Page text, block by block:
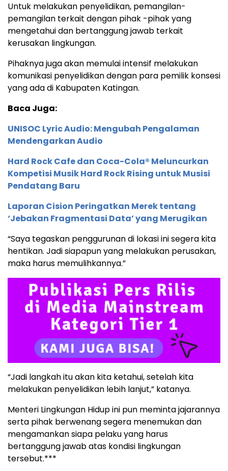
Untuk melakukan penyelidikan, pemangilan-
pemangilan terkait dengan pihak -pihak yang
mengetahui dan bertanggung jawab terkait
kerusakan lingkungan.
Pihaknya juga akan memulai intensif melakukan
komunikasi penyelidikan dengan para pemilik konsesi
yang ada di Kabupaten Katingan.
Baca Juga:
UNISOC Lyric Audio: Mengubah Pengalaman
Mendengarkan Audio
Hard Rock Cafe dan Coca-Cola® Meluncurkan
Kompetisi Musik Hard Rock Rising untuk Musisi
Pendatang Baru
Laporan Cision Peringatkan Merek tentang
‘Jebakan Fragmentasi Data’ yang Merugikan
“Saya tegaskan penggurunan di lokasi ini segera kita
hentikan. Jadi siapapun yang melakukan perusakan,
maka harus memulihkannya.”
“Jadi langkah itu akan kita ketahui, setelah kita
melakukan penyelidikan lebih lanjut,” katanya.
Menteri Lingkungan Hidup ini pun meminta jajarannya
serta pihak berwenang segera menemukan dan
mengamankan siapa pelaku yang harus
bertanggung jawab atas kondisi lingkungan
tersebut.***